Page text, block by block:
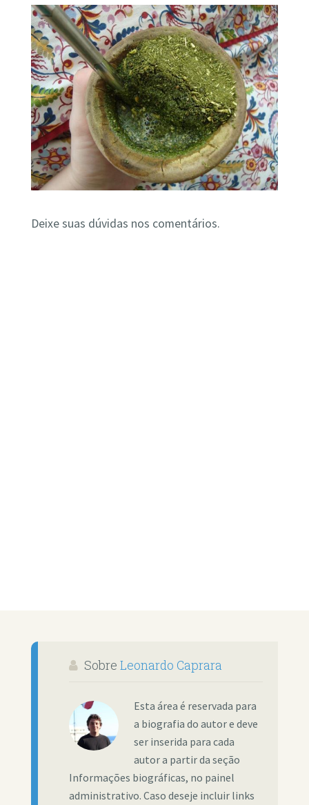
Deixe suas dúvidas nos comentários.
Sobre Leonardo Caprara
Esta área é reservada para
a biografia do autor e deve
ser inserida para cada
autor a partir da seção
Informações biográficas, no painel
administrativo. Caso deseje incluir links